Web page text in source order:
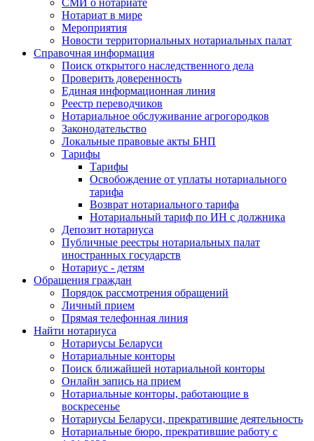
Нотариат в мире
Мероприятия
Новости территориальных нотариальных палат
Справочная информация
Поиск открытого наследственного дела
Проверить доверенность
Единая информационная линия
Реестр переводчиков
Нотариальное обслуживание агрогородков
Законодательство
Локальные правовые акты БНП
Тарифы
Тарифы
Освобождение от уплаты нотариального
тарифа
Возврат нотариального тарифа
Нотариальный тариф по ИН с должника
Депозит нотариуса
Публичные реестры нотариальных палат
иностранных государств
Нотариус - детям
Обращения граждан
Порядок рассмотрения обращений
Личный прием
Прямая телефонная линия
Найти нотариуса
Нотариусы Беларуси
Нотариальные конторы
Поиск ближайшей нотариальной конторы
Онлайн запись на прием
Нотариальные конторы, работающие в
воскресенье
Нотариусы Беларуси, прекратившие деятельность
Нотариальные бюро, прекратившие работу с